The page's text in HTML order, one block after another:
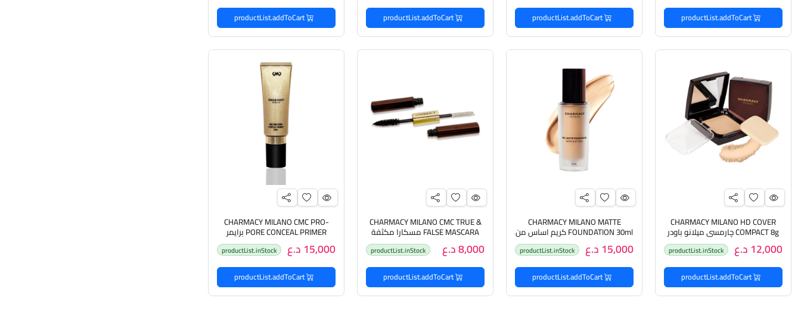
productList.addToCart
productList.addToCart
productList.addToCart
productList.addToCart
CHARMACY MILANO HD COVER
COMPACT 8g چارمسي ميلانو باودر
مضغوط 12,000 د.ع productList.inStock
productList.addToCart
CHARMACY MILANO MATTE
FOUNDATION 30ml كريم اساس من
چارمسي ميلانو 15,000 د.ع productList.inStock
productList.addToCart
CHARMACY MILANO CMC TRUE &
FALSE MASCARA مسكارا مكثفة
للرموش من چارمسي8,000 د.ع productList.inStock
productList.addToCart
CHARMACY MILANO CMC PRO-
PORE CONCEAL PRIMER برايمر
مصحح للبشرة من چارمسي15,000 د.ع productList.inStock
productList.addToCart